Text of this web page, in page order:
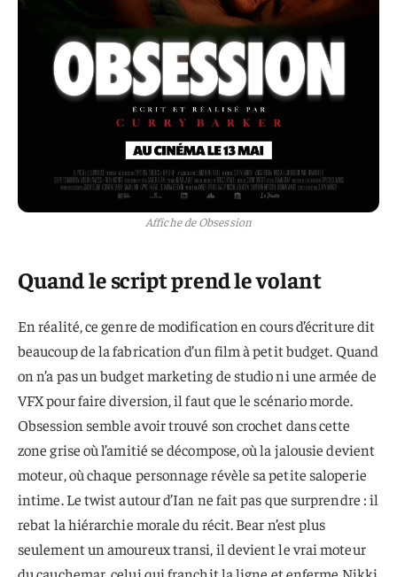
Affiche de Obsession
Quand le script prend le volant
En réalité, ce genre de modification en cours d’écriture dit
beaucoup de la fabrication d’un film à petit budget. Quand
on n’a pas un budget marketing de studio ni une armée de
VFX pour faire diversion, il faut que le scénario morde.
Obsession semble avoir trouvé son crochet dans cette
zone grise où l’amitié se décompose, où la jalousie devient
moteur, où chaque personnage révèle sa petite saloperie
intime. Le twist autour d’Ian ne fait pas que surprendre : il
rebat la hiérarchie morale du récit. Bear n’est plus
seulement un amoureux transi, il devient le vrai moteur